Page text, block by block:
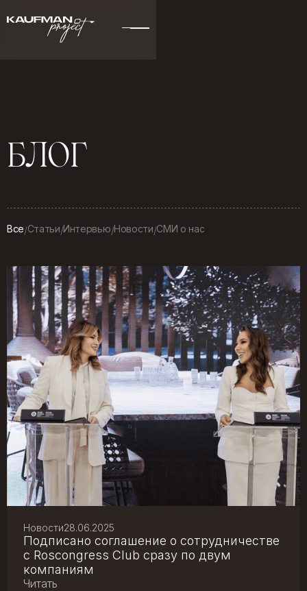
БЛОГ
Все/Статьи/Интервью/Новости/СМИ о нас
Новости28.06.2025
Подписано соглашение о сотрудничестве
с Roscongress Club сразу по двум
компаниям
Читать